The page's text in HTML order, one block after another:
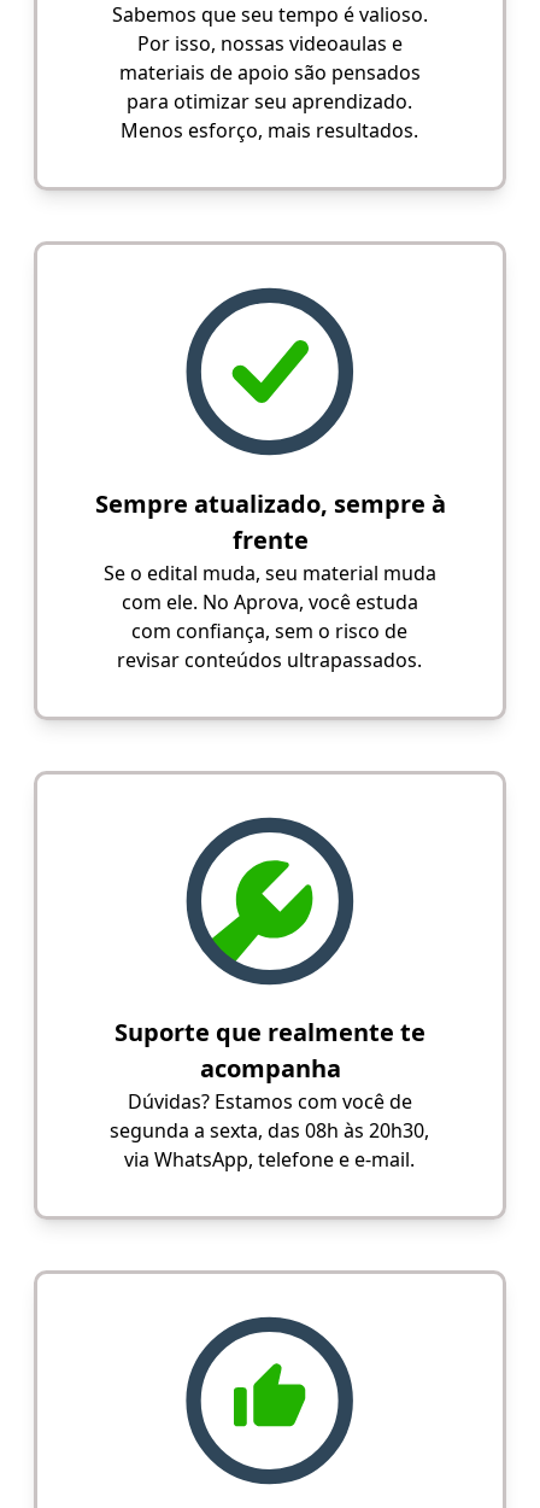
Sabemos que seu tempo é valioso.
Por isso, nossas videoaulas e
materiais de apoio são pensados
para otimizar seu aprendizado.
Menos esforço, mais resultados.
Sempre atualizado, sempre à
frente
Se o edital muda, seu material muda
com ele. No Aprova, você estuda
com confiança, sem o risco de
revisar conteúdos ultrapassados.
Suporte que realmente te
acompanha
Dúvidas? Estamos com você de
segunda a sexta, das 08h às 20h30,
via WhatsApp, telefone e e-mail.